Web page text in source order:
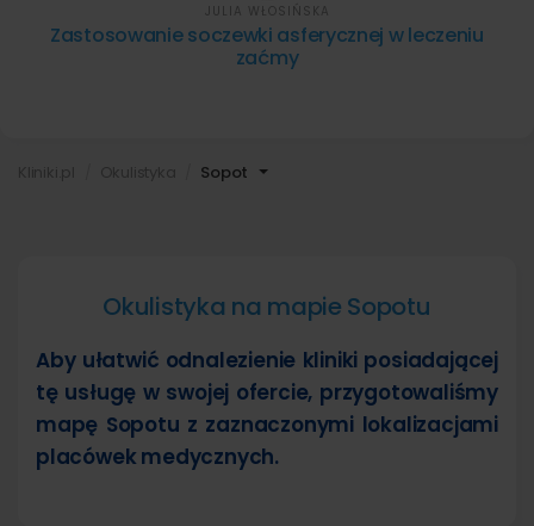
Sopot
Zastosowanie soczewki asferycznej w leczeniu
zaćmy
JULIA WŁOSIŃSKA
Okulistyka na mapie Sopotu
Aby ułatwić odnalezienie kliniki posiadającej
tę usługę w swojej ofercie, przygotowaliśmy
mapę Sopotu z zaznaczonymi lokalizacjami
placówek medycznych.